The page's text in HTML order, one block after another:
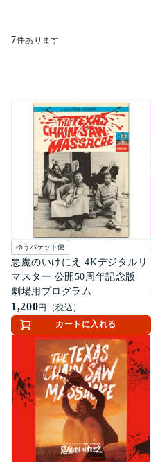
7件あります
ゆうパケット便
悪魔のいけにえ 4Kデジタルリ
マスター 公開50周年記念版
劇場用プログラム
1,200円（税込）
カートに入れる